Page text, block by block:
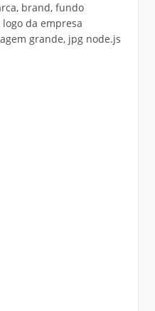
brand, fundo
da empresa
grande, jpg node.js